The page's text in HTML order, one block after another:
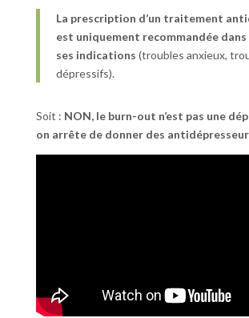
La prescription d’un traitement
est uniquement recommandée dans
ses indications (troubles anxieux,
dépressifs).
Soit : NON, le burn-out n’est pas une
on arrête de donner des